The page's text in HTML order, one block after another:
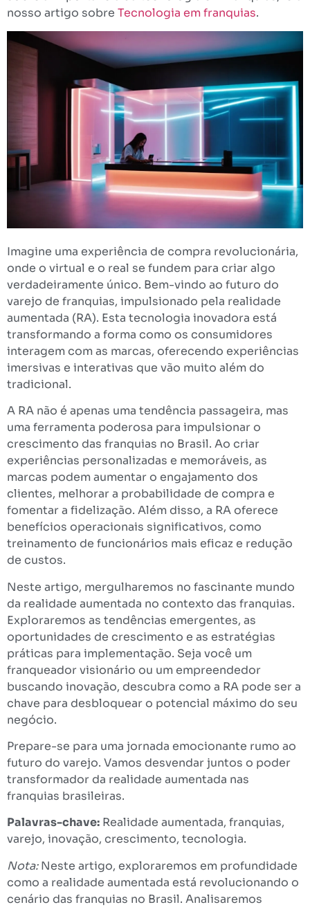
nosso artigo sobre Tecnologia em franquias.
Imagine uma experiência de compra revolucionária,
onde o virtual e o real se fundem para criar algo
verdadeiramente único. Bem-vindo ao futuro do
varejo de franquias, impulsionado pela realidade
aumentada (RA). Esta tecnologia inovadora está
transformando a forma como os consumidores
interagem com as marcas, oferecendo experiências
imersivas e interativas que vão muito além do
tradicional.
A RA não é apenas uma tendência passageira, mas
uma ferramenta poderosa para impulsionar o
crescimento das franquias no Brasil. Ao criar
experiências personalizadas e memoráveis, as
marcas podem aumentar o engajamento dos
clientes, melhorar a probabilidade de compra e
fomentar a fidelização. Além disso, a RA oferece
benefícios operacionais significativos, como
treinamento de funcionários mais eficaz e redução
de custos.
Neste artigo, mergulharemos no fascinante mundo
da realidade aumentada no contexto das franquias.
Exploraremos as tendências emergentes, as
oportunidades de crescimento e as estratégias
práticas para implementação. Seja você um
franqueador visionário ou um empreendedor
buscando inovação, descubra como a RA pode ser a
chave para desbloquear o potencial máximo do seu
negócio.
Prepare-se para uma jornada emocionante rumo ao
futuro do varejo. Vamos desvendar juntos o poder
transformador da realidade aumentada nas
franquias brasileiras.
Palavras-chave: Realidade aumentada, franquias,
varejo, inovação, crescimento, tecnologia.
Nota:Neste artigo, exploraremos em profundidade
como a realidade aumentada está revolucionando o
cenário das franquias no Brasil. Analisaremos